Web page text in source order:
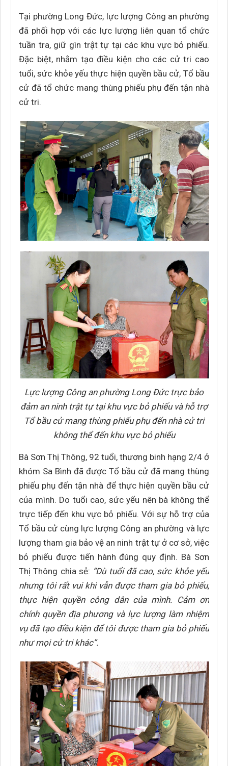
Tại phường Long Đức, lực lượng Công an phường
đã phối hợp với các lực lượng liên quan tổ chức
tuần tra, giữ gìn trật tự tại các khu vực bỏ phiếu.
Đặc biệt, nhằm tạo điều kiện cho các cử tri cao
tuổi, sức khỏe yếu thực hiện quyền bầu cử, Tổ bầu
cử đã tổ chức mang thùng phiếu phụ đến tận nhà
cử tri.
Lực lượng Công an phường Long Đức trực bảo
đảm an ninh trật tự tại khu vực bỏ phiếu và hỗ trợ
Tổ bầu cử mang thùng phiếu phụ đến nhà cử tri
không thể đến khu vực bỏ phiếu
Bà Sơn Thị Thông, 92 tuổi, thương binh hạng 2/4 ở
khóm Sa Bình đã được Tổ bầu cử đã mang thùng
phiếu phụ đến tận nhà để thực hiện quyền bầu cử
của mình. Do tuổi cao, sức yếu nên bà không thể
trực tiếp đến khu vực bỏ phiếu. Với sự hỗ trợ của
Tổ bầu cử cùng lực lượng Công an phường và lực
lượng tham gia bảo vệ an ninh trật tự ở cơ sở, việc
bỏ phiếu được tiến hành đúng quy định. Bà Sơn
Thị Thông chia sẻ: “Dù tuổi đã cao, sức khỏe yếu
nhưng tôi rất vui khi vẫn được tham gia bỏ phiếu,
thực hiện quyền công dân của mình. Cảm ơn
chính quyền địa phương và lực lượng làm nhiệm
vụ đã tạo điều kiện để tôi được tham gia bỏ phiếu
như mọi cử tri khác”.